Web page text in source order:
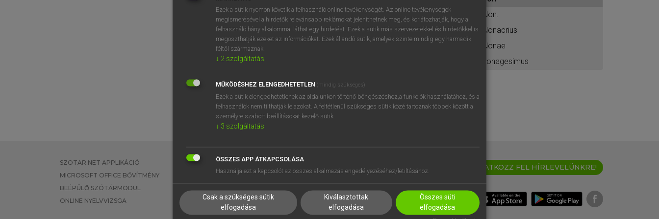
BELÉPÉS
próbaverziójának elindításához
regisztrálok ésbelépek.
REGISZTRÁCIÓ
Non.
Nonacrius
Nonae
nonagesimus
SZOTAR.NET APPLIKÁCIÓ
MICROSOFT OFFICE BŐVÍTMÉNY
BEÉPÜLŐ SZÓTÁRMODUL
ONLINE NYELVVIZSGA
EGYÉNI FELHASZNÁLÓKNAK
TANULÓKNAK
VÁLLALATI MEGOLDÁSOK
SÚGÓ
RÓLUNK
SÜTI BEÁLLÍTÁSOK
IRATKOZZ FEL HÍRLEVELÜNKRE!
Ezek a sütik nyomon követik a felhasználó online tevékenységét. Az online tevékenységek
megismerésével a hirdetők relevánsabb reklámokat jeleníthetnek meg, és korlátozhatják, hogy a
felhasználó hány alkalommal láthat egy hirdetést. Ezek a sütik más szervezetekkel és hirdetőkkel is
megoszthatják ezeket az információkat. Ezek állandó sütik, amelyek szinte mindig egy harmadik
féltől származnak.
↓ 2 szolgáltatás
MŰKÖDÉSHEZ ELENGEDHETETLEN (mindig szükséges)
Ezek a sütik elengedhetetlenek az oldalunkon történő böngészéshez,a funkciók használatához, és a
felhasználók nem tilthatják le azokat. A feltétlenül szükséges sütik közé tartoznak többek között a
személyre szabott beállításokat kezelő sütik.
↓ 3 szolgáltatás
ÖSSZES APP ÁTKAPCSOLÁSA
Használja ezt a kapcsolót az összes alkalmazás engedélyezéséhez/letiltásához.
Csak a szükséges sütik
elfogadása
Kiválasztottak
elfogadása
Összes süti
elfogadása